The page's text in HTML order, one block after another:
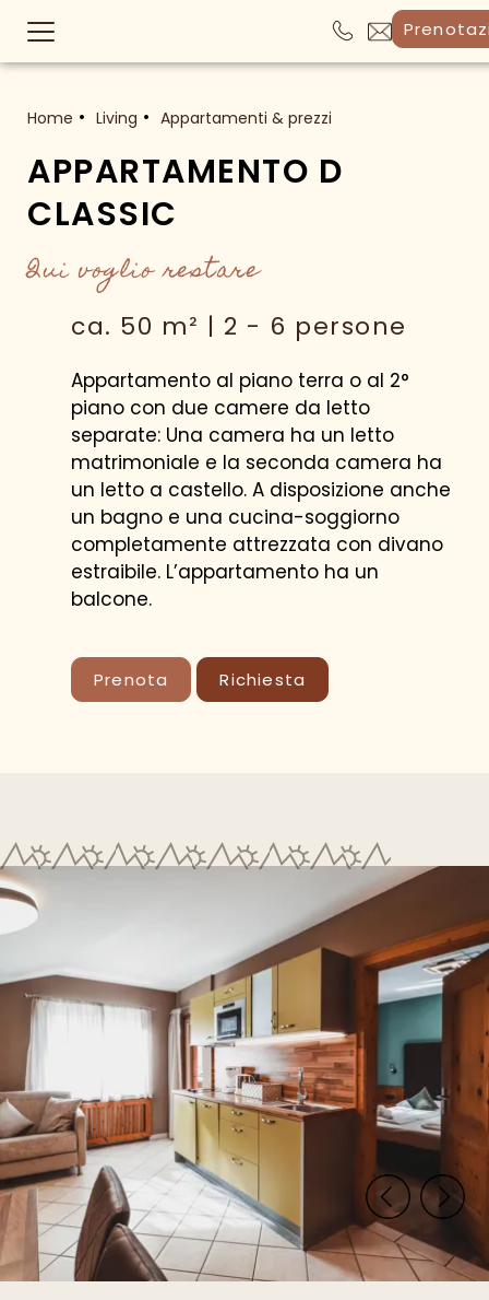
Home Living Appartamenti & prezzi
APPARTAMENTO D
CLASSIC
Qui voglio restare
ca. 50 m² | 2 - 6 persone
Appartamento al piano terra o al 2°
piano con due camere da letto
separate: Una camera ha un letto
matrimoniale e la seconda camera ha
un letto a castello. A disposizione anche
un bagno e una cucina-soggiorno
completamente attrezzata con divano
estraibile. L’appartamento ha un
balcone.
Prenota Richiesta